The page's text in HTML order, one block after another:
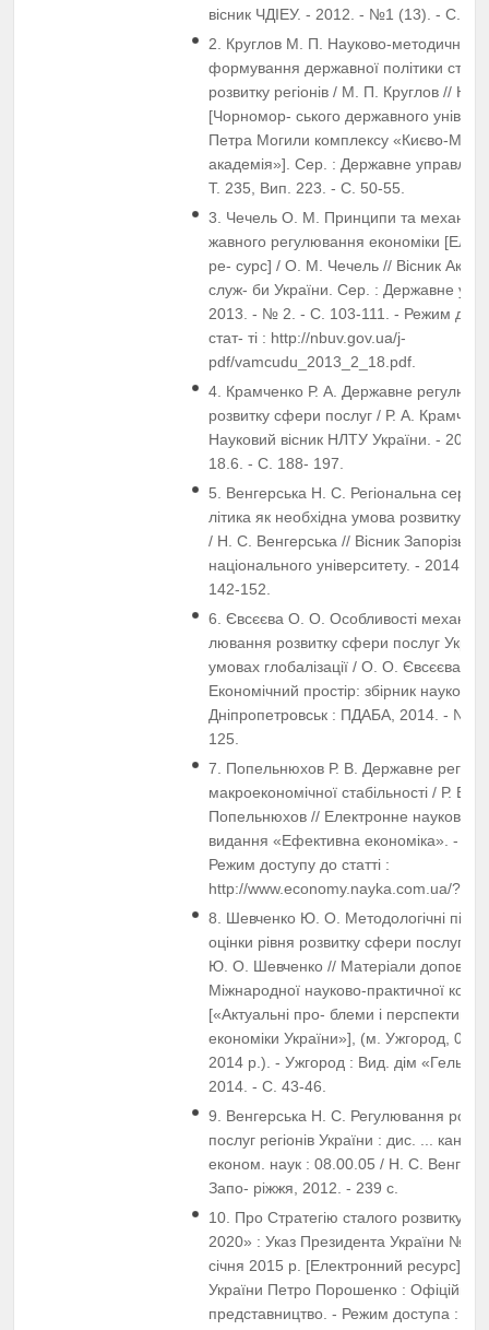
вісник ЧДІЕУ. - 2012. - №1 (13). - С.
2. Круглов М. П. Науково-методичні
формування державної політики
розвитку регіонів / М. П. Круглов //
[Чорномор- ського державного
Петра Могили комплексу «Києво-
академія»]. Сер. : Державне
Т. 235, Вип. 223. - С. 50-55.
3. Чечель О. М. Принципи та механізм
жавного регулювання економіки
ре- сурс] / О. М. Чечель // Вісник
служ- би України. Сер. : Державне
2013. - № 2. - С. 103-111. - Режим
стат- ті : http://nbuv.gov.ua/j-
pdf/vamcudu_2013_2_18.pdf.
4. Крамченко Р. А. Державне
розвитку сфери послуг / Р. А.
Науковий вісник НЛТУ України. -
18.6. - С. 188- 197.
5. Венгерська Н. С. Регіональна
літика як необхідна умова розвитку
/ Н. С. Венгерська // Вісник
національного університету. - 2014.
142-152.
6. Євсєєва О. О. Особливості
лювання розвитку сфери послуг
умовах глобалізації / О. О. Євсєєва //
Економічний простір: збірник
Дніпропетровськ : ПДАБА, 2014. - №
125.
7. Попельнюхов Р. В. Державне
макроекономічної стабільності / Р. В.
Попельнюхов // Електронне наукове
видання «Ефективна економіка». -
Режим доступу до статті :
http://www.economy.nayka.com.ua/
8. Шевченко Ю. О. Методологічні
оцінки рівня розвитку сфери послуг
Ю. О. Шевченко // Матеріали
Міжнародної науково-практичної
[«Актуальні про- блеми і перспективи
економіки України»], (м. Ужгород, 07
2014 р.). - Ужгород : Вид. дім
2014. - С. 43-46.
9. Венгерська Н. С. Регулювання
послуг регіонів України : дис. ...
економ. наук : 08.00.05 / Н. С.
Запо- ріжжя, 2012. - 239 с.
10. Про Стратегію сталого розвитку
2020» : Указ Президента України № 5/
січня 2015 р. [Електронний ресурс] /
України Петро Порошенко : Офіційне
представництво. - Режим доступа :